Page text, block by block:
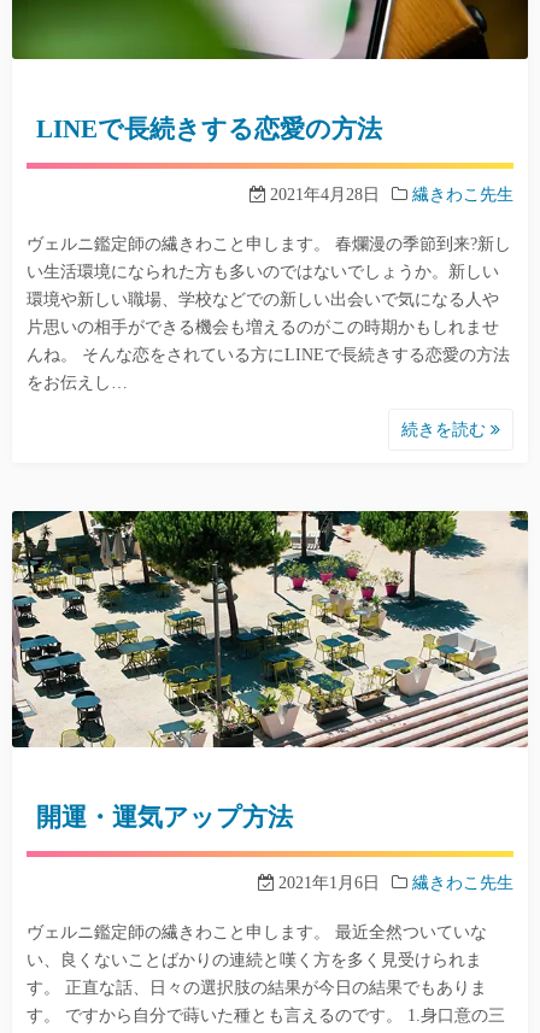
LINEで長続きする恋愛の方法
2021年4月28日 繊きわこ先生
ヴェルニ鑑定師の繊きわこと申します。 春爛漫の季節到来?新し
い生活環境になられた方も多いのではないでしょうか。新しい
環境や新しい職場、学校などでの新しい出会いで気になる人や
片思いの相手ができる機会も増えるのがこの時期かもしれませ
んね。 そんな恋をされている方にLINEで長続きする恋愛の方法
をお伝えし…
続きを読む
開運・運気アップ方法
2021年1月6日 繊きわこ先生
ヴェルニ鑑定師の繊きわこと申します。 最近全然ついていな
い、良くないことばかりの連続と嘆く方を多く見受けられま
す。 正直な話、日々の選択肢の結果が今日の結果でもありま
す。 ですから自分で蒔いた種とも言えるのです。 1.身口意の三